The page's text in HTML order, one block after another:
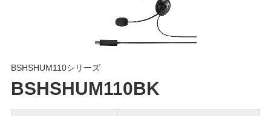
BSHSHUM110シリーズ
BSHSHUM110BK